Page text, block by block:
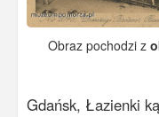
Obraz pochodzi z
Gdańsk, Łazienki